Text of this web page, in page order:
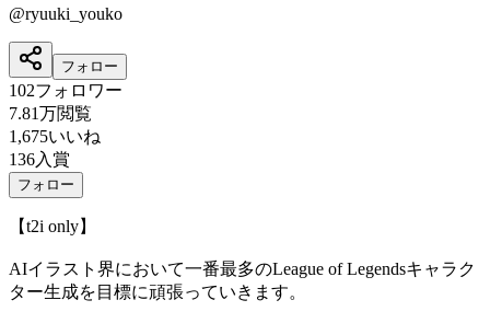
@ryuuki_youko
フォロー
102フォロワー
7.81万閲覧
1,675いいね
136入賞
フォロー
【t2i only】
AIイラスト界において一番最多のLeague of Legendsキャラク
ター生成を目標に頑張っていきます。